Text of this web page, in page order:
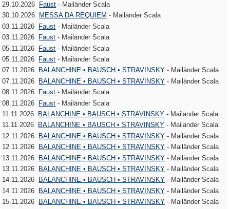
29.10.2026
Faust - Mailänder Scala
30.10.2026
MESSA DA REQUIEM - Mailänder Scala
03.11.2026
Faust - Mailänder Scala
03.11.2026
Faust - Mailänder Scala
05.11.2026 Faust - Mailänder Scala
05.11.2026
Faust - Mailänder Scala
07.11.2026
BALANCHINE • BAUSCH • STRAVINSKY - Mailänder Scala
07.11.2026
BALANCHINE • BAUSCH • STRAVINSKY - Mailänder Scala
08.11.2026
Faust - Mailänder Scala
08.11.2026 Faust - Mailänder Scala
11.11.2026
BALANCHINE • BAUSCH • STRAVINSKY - Mailänder Scala
11.11.2026
BALANCHINE • BAUSCH • STRAVINSKY - Mailänder Scala
12.11.2026
BALANCHINE • BAUSCH • STRAVINSKY - Mailänder Scala
12.11.2026
BALANCHINE • BAUSCH • STRAVINSKY - Mailänder Scala
13.11.2026 BALANCHINE • BAUSCH • STRAVINSKY - Mailänder Scala
13.11.2026
BALANCHINE • BAUSCH • STRAVINSKY - Mailänder Scala
14.11.2026
BALANCHINE • BAUSCH • STRAVINSKY - Mailänder Scala
14.11.2026 BALANCHINE • BAUSCH • STRAVINSKY - Mailänder Scala
15.11.2026
BALANCHINE • BAUSCH • STRAVINSKY - Mailänder Scala